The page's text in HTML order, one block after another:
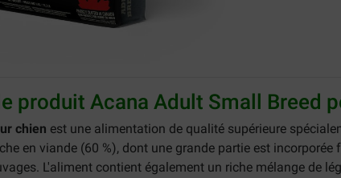
produit Acana Adult Small Breed
chien est une alimentation de qualité supérieure
en viande (60 %), dont une grande partie est
L'aliment contient également un riche mélange de